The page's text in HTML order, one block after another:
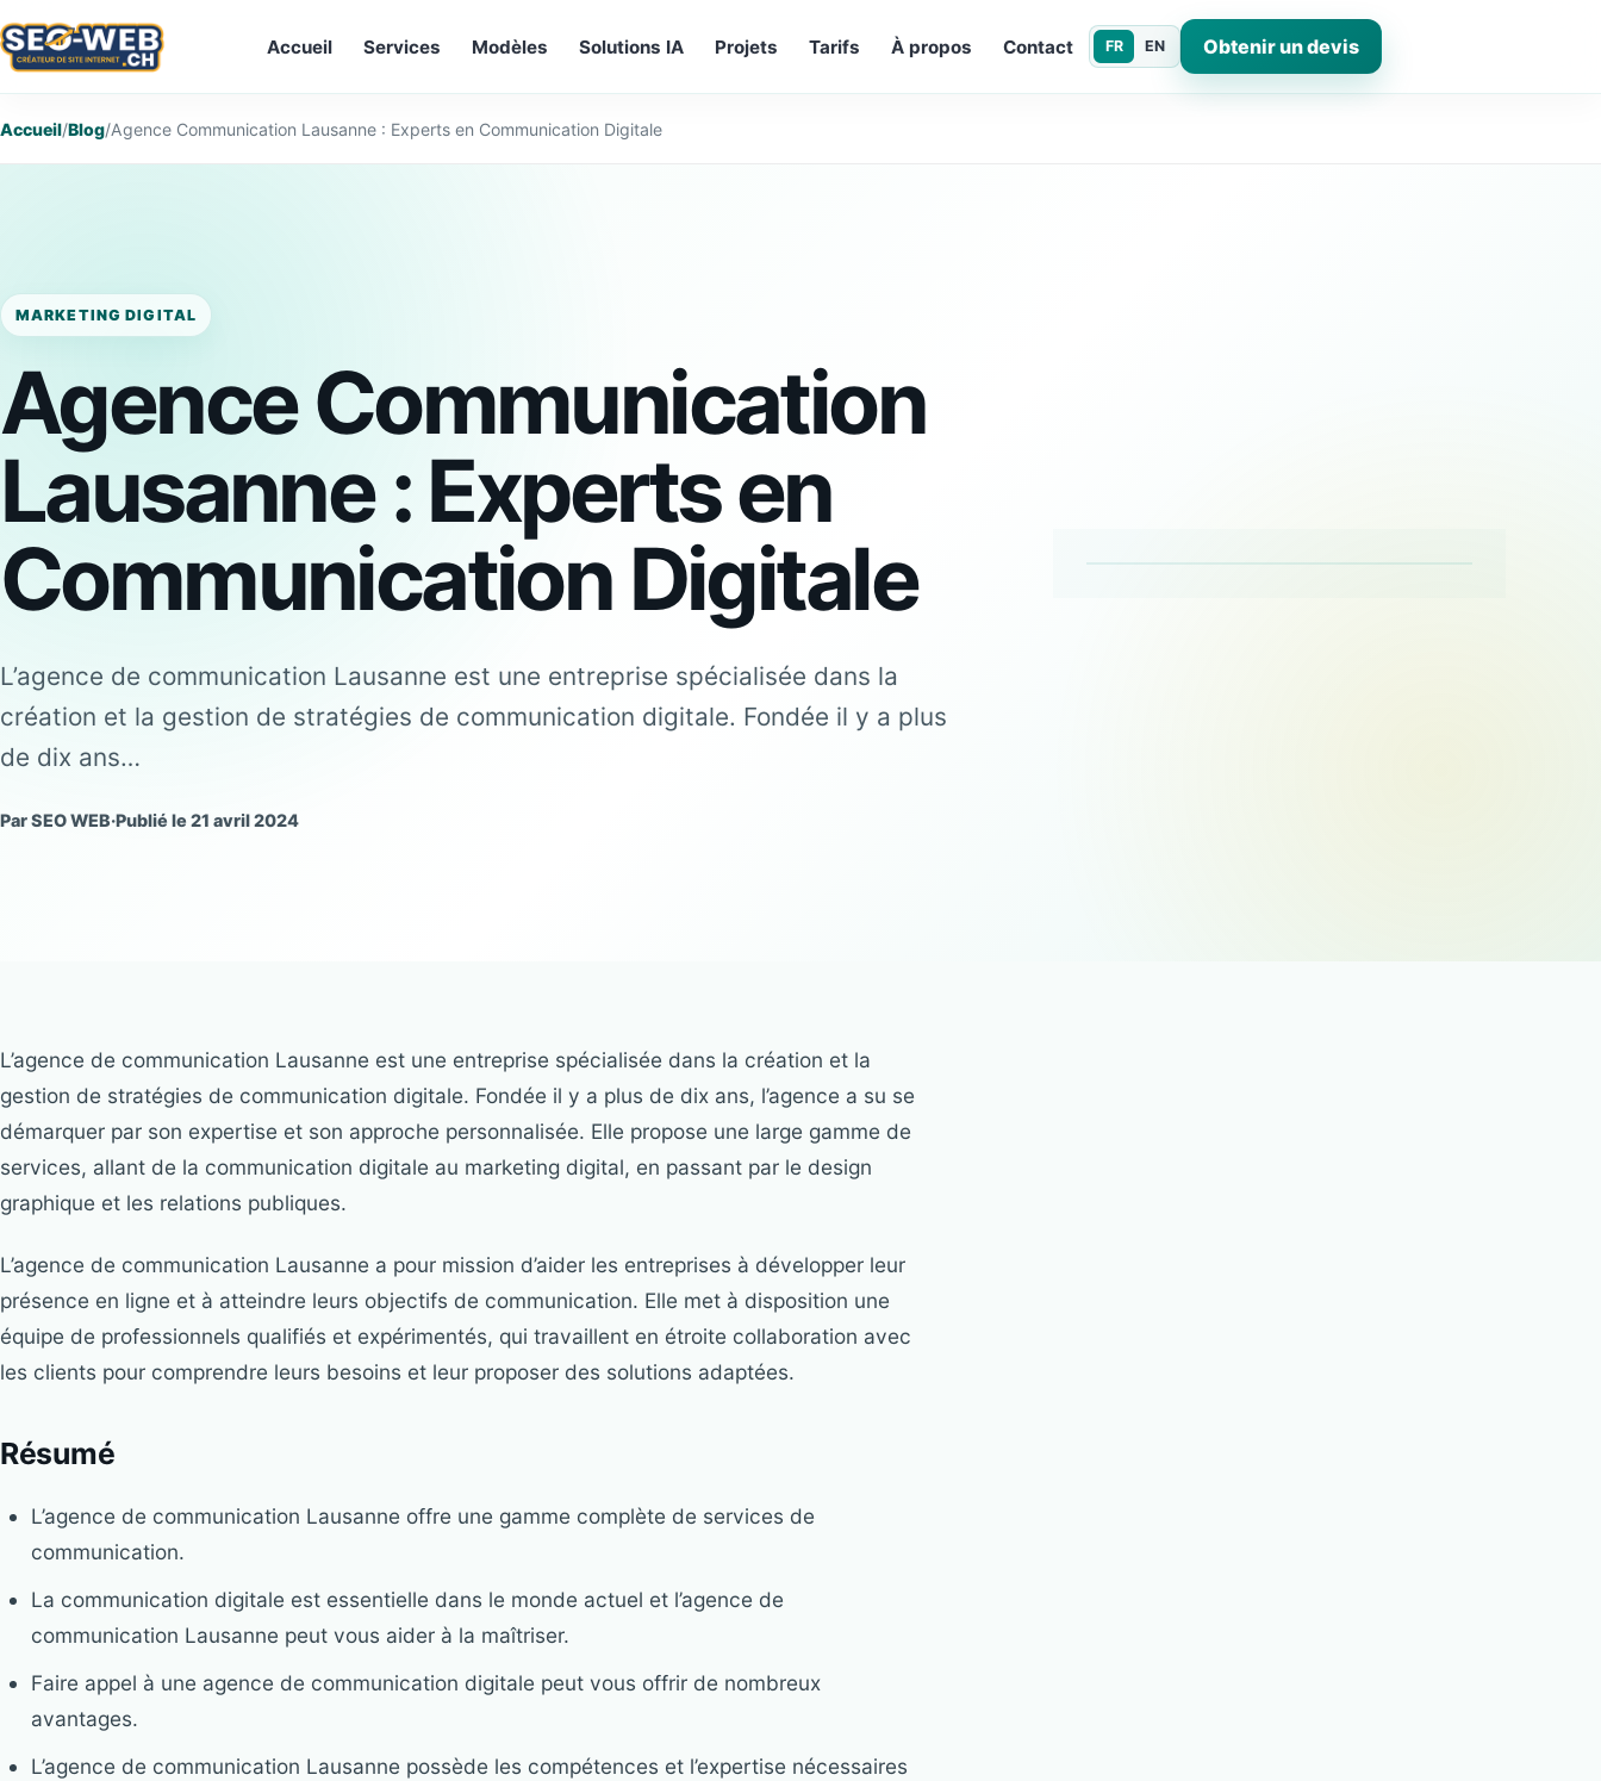
Accueil Services Modèles Solutions IA Projets Tarifs À propos Contact FR EN Obtenir un devis
Accueil/Blog/Agence Communication Lausanne : Experts en Communication Digitale
MARKETING DIGITAL
Agence Communication
Lausanne : Experts en
Communication Digitale
L’agence de communication Lausanne est une entreprise spécialisée dans la
création et la gestion de stratégies de communication digitale. Fondée il y a plus
de dix ans…
Par SEO WEB·Publié le 21 avril 2024
L’agence de communication Lausanne est une entreprise spécialisée dans la création et la
gestion de stratégies de communication digitale. Fondée il y a plus de dix ans, l’agence a su se
démarquer par son expertise et son approche personnalisée. Elle propose une large gamme de
services, allant de la communication digitale au marketing digital, en passant par le design
graphique et les relations publiques.
L’agence de communication Lausanne a pour mission d’aider les entreprises à développer leur
présence en ligne et à atteindre leurs objectifs de communication. Elle met à disposition une
équipe de professionnels qualifiés et expérimentés, qui travaillent en étroite collaboration avec
les clients pour comprendre leurs besoins et leur proposer des solutions adaptées.
Résumé
L’agence de communication Lausanne offre une gamme complète de services de
communication.
La communication digitale est essentielle dans le monde actuel et l’agence de
communication Lausanne peut vous aider à la maîtriser.
Faire appel à une agence de communication digitale peut vous offrir de nombreux
avantages.
L’agence de communication Lausanne possède les compétences et l’expertise nécessaires